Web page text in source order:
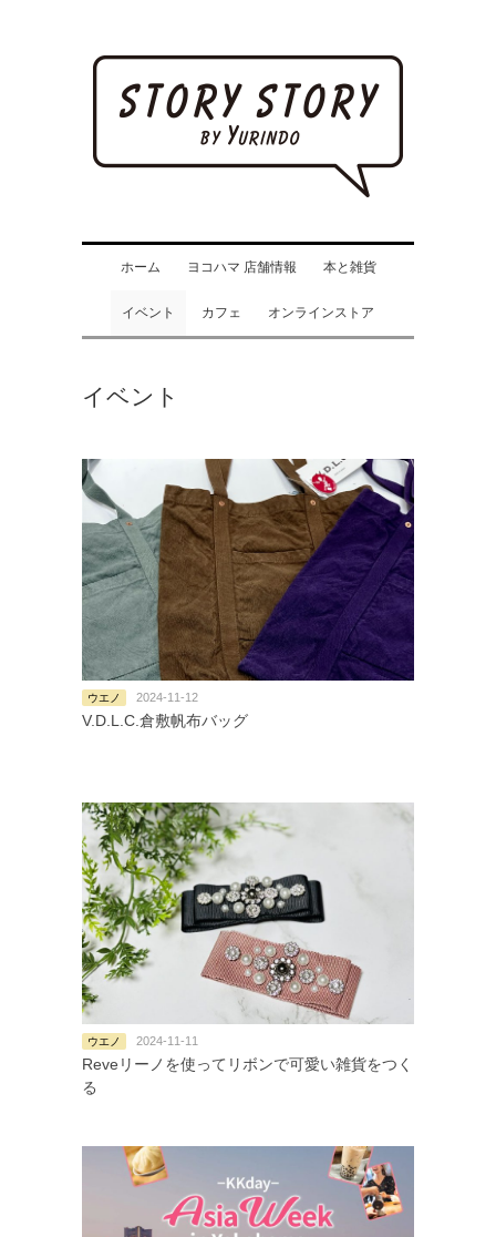
ホーム ヨコハマ 店舗情報 本と雑貨
イベント カフェ オンラインストア
イベント
ウエノ 2024-11-12
V.D.L.C.倉敷帆布バッグ
ウエノ 2024-11-11
Reveリーノを使ってリボンで可愛い雑貨をつく
る